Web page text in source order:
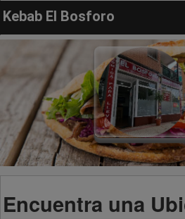
Kebab El Bosforo
Encuentra una